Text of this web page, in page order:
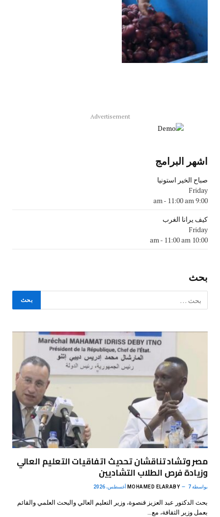
Advertisement
اشهر البرامج
صباح الخير استونيا
Friday
9:00 am
- 11:00 am
كيف يرانا الغرب
Friday
10:00 am
- 11:00 am
بحث
مصر وتشاد تناقشان تحديث اتفاقيات التعليم العالي
وزيادة فرص الطلاب التشاديين
بواسطة MOHAMED ELARABY 7 أغسطس، 2026
بحث الدكتور عبد العزيز قنصوة، وزير التعليم العالي والبحث العلمي والقائم
بعمل وزير الثقافة، مع…